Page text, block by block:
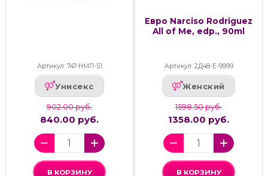
Артикул: 747-НМП-51
Унисекс
902.00 руб.
840.00 руб.
В КОРЗИНУ
Евро Narciso Rodriguez
All of Me, edp., 90ml
Артикул: 2Д48-Е-9999
Женский
1598.50 руб.
1358.00 руб.
В КОРЗИНУ